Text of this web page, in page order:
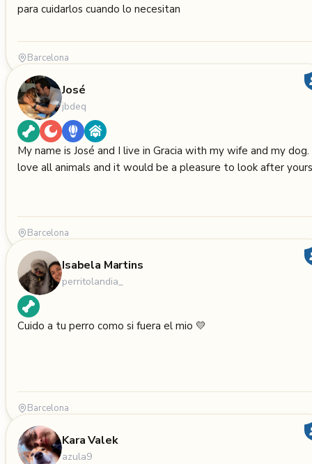
para cuidarlos cuando lo necesitan
Barcelona
José
jbdeq
My name is José and I live in Gracia with my wife and my dog.
love all animals and it would be a pleasure to look after
Barcelona
Isabela Martins
perritolandia_
Cuido a tu perro como si fuera el mio 💛
Barcelona
Kara Valek
azula9